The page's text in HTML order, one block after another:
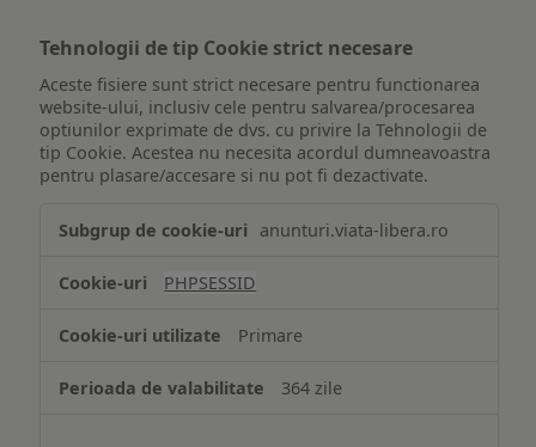
Tehnologii de tip Cookie strict necesare
Aceste fisiere sunt strict necesare pentru functionarea
website-ului, inclusiv cele pentru salvarea/procesarea
optiunilor exprimate de dvs. cu privire la Tehnologii de
tip Cookie. Acestea nu necesita acordul dumneavoastra
pentru plasare/accesare si nu pot fi dezactivate.
de
Cookie
necesare
anunturi.viata-libera.ro
PHPSESSID
Primare
364 zile